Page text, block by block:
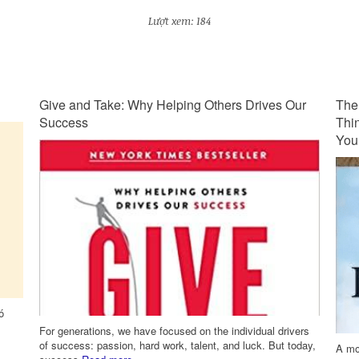
Lượt xem: 184
The Gifts of Imperfection: Let Go of Who You
Think You're Supposed to Be and Embrace Who
You Are
A motivational and inspiring guide to wholehearted living,